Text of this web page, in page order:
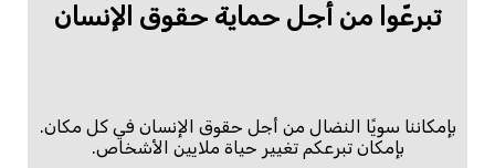
تبرعّوا من أجل حماية حقوق الإنسان
بإمكاننا سويًا النضال من أجل حقوق الإنسان في كل مكان.
بإمكان تبرعكم تغيير حياة ملايين الأشخاص.